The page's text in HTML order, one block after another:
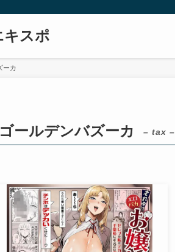
キスポ
ーカ
ゴールデンバズーカ – tax –